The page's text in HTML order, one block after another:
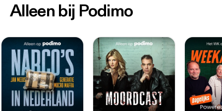
Alleen bij Podimo